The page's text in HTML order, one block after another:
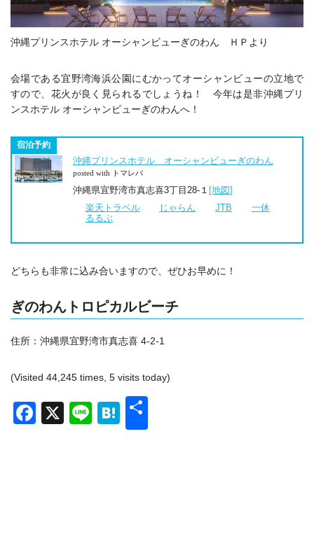
沖縄プリンスホテル オーシャンビューぎのわん ＨＰより
会場である宜野湾海浜公園にむかってオーシャンビューの立地で
すので、花火が良く見られるでしょうね！ 今年は是非沖縄プリ
ンスホテル オーシャンビューぎのわんへ！
宿泊予約
沖縄プリンスホテル オーシャンビューぎのわん
posted with トマレバ
沖縄県宜野湾市真志喜3丁目28-１ [地図]
楽天トラベル
じゃらん JTB
一休
るるぶ
どちらも非常に込み合いますので、ぜひお早めに！
ぎのわんトロピカルビーチ
住所： 沖縄県宜野湾市真志喜 4-2-1
(Visited 44,245 times, 5 visits today)
Facebook
X LineHatena